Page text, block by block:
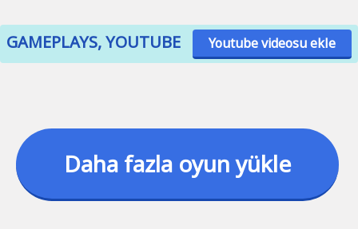
GAMEPLAYS, YOUTUBE Youtube videosu ekle
Daha fazla oyun yükle